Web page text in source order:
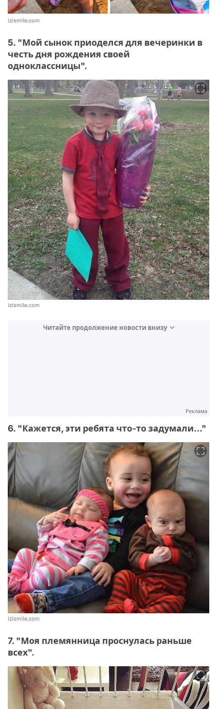
izismile.com
5. "Мой сынок приоделся для вечеринки в
честь дня рождения своей
одноклассницы".
izismile.com
Читайте продолжение новости внизу
Реклама
6. "Кажется, эти ребята что-то задумали..."
izismile.com
7. "Моя племянница проснулась раньше
всех".